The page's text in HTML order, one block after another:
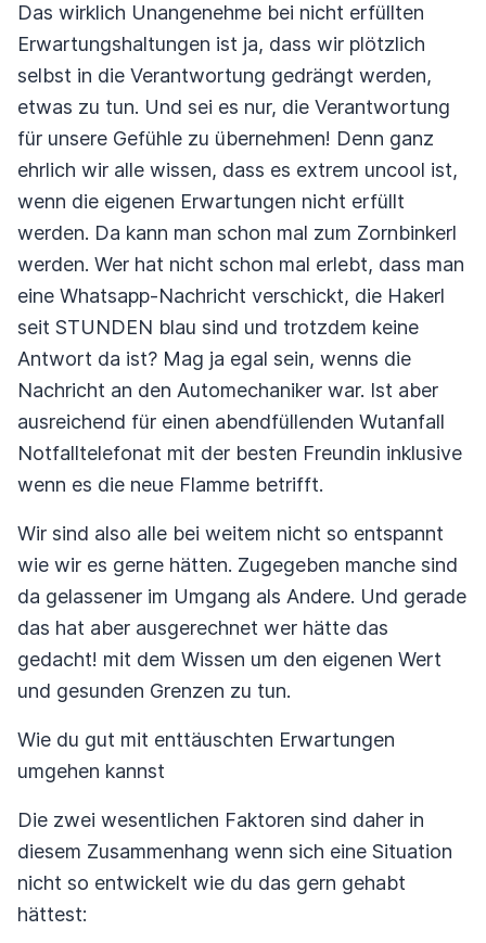
Das wirklich Unangenehme bei nicht erfüllten
Erwartungshaltungen ist ja, dass wir plötzlich
selbst in die Verantwortung gedrängt werden,
etwas zu tun. Und sei es nur, die Verantwortung
für unsere Gefühle zu übernehmen! Denn ganz
ehrlich wir alle wissen, dass es extrem uncool ist,
wenn die eigenen Erwartungen nicht erfüllt
werden. Da kann man schon mal zum Zornbinkerl
werden. Wer hat nicht schon mal erlebt, dass man
eine Whatsapp-Nachricht verschickt, die Hakerl
seit STUNDEN blau sind und trotzdem keine
Antwort da ist? Mag ja egal sein, wenns die
Nachricht an den Automechaniker war. Ist aber
ausreichend für einen abendfüllenden Wutanfall
Notfalltelefonat mit der besten Freundin inklusive
wenn es die neue Flamme betrifft.
Wir sind also alle bei weitem nicht so entspannt
wie wir es gerne hätten. Zugegeben manche sind
da gelassener im Umgang als Andere. Und gerade
das hat aber ausgerechnet wer hätte das
gedacht! mit dem Wissen um den eigenen Wert
und gesunden Grenzen zu tun.
Wie du gut mit enttäuschten Erwartungen
umgehen kannst
Die zwei wesentlichen Faktoren sind daher in
diesem Zusammenhang wenn sich eine Situation
nicht so entwickelt wie du das gern gehabt
hättest: